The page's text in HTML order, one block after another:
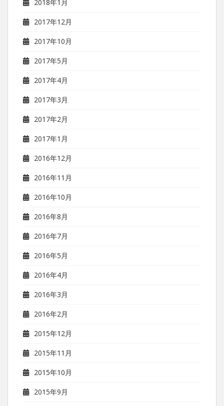
2018年1月
2017年12月
2017年10月
2017年5月
2017年4月
2017年3月
2017年2月
2017年1月
2016年12月
2016年11月
2016年10月
2016年8月
2016年7月
2016年5月
2016年4月
2016年3月
2016年2月
2015年12月
2015年11月
2015年10月
2015年9月